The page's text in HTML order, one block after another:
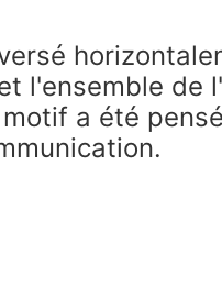
l'ensemble de
a été